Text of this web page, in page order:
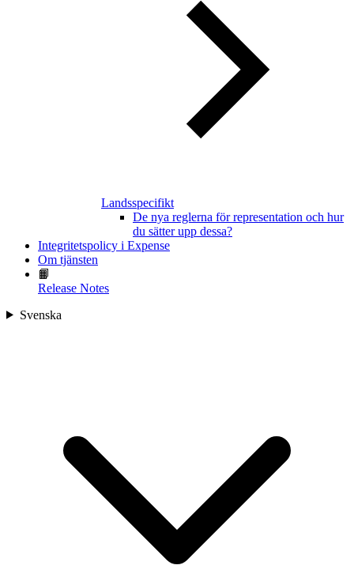
Landsspecifikt
De nya reglerna för representation och hur
du sätter upp dessa?
Integritetspolicy i Expense
Om tjänsten
📙
Release Notes
Svenska